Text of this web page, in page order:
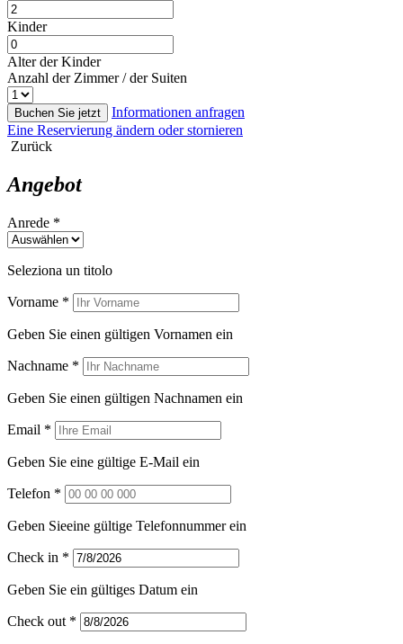
Kinder
Alter der Kinder
Anzahl der Zimmer / der Suiten
Buchen Sie jetzt
Informationen anfragen
Eine Reservierung ändern oder stornieren
Zurück
Angebot
Anrede *
Seleziona un titolo
Vorname *
Geben Sie einen gültigen Vornamen ein
Nachname *
Geben Sie einen gültigen Nachnamen ein
Email *
Geben Sie eine gültige E-Mail ein
Telefon *
Geben Sieeine gültige Telefonnummer ein
Check in *
Geben Sie ein gültiges Datum ein
Check out *